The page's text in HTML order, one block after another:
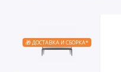
🎁 ДОСТАВКА И СБОРКА*